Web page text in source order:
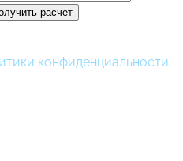
расчет
конфиденциальности